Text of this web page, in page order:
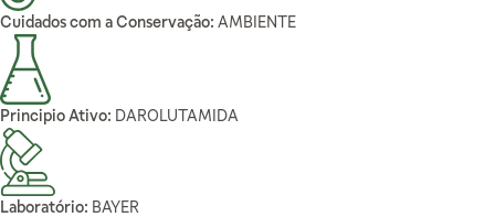
Cuidados com a Conservação: AMBIENTE
Principio Ativo: DAROLUTAMIDA
Laboratório: BAYER